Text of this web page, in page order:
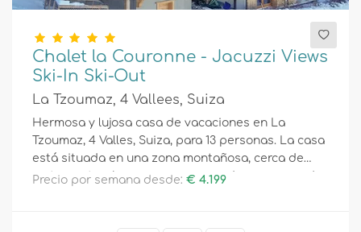
Chalet la Couronne - Jacuzzi Views
Ski-In Ski-Out
La Tzoumaz, 4 Vallees, Suiza
Hermosa y lujosa casa de vacaciones en La
Tzoumaz, 4 Valles, Suiza, para 13 personas. La casa
está situada en una zona montañosa, cerca de
restaurantes, bares y supermercados, a menos de
Precio por semana desde: € 4.199